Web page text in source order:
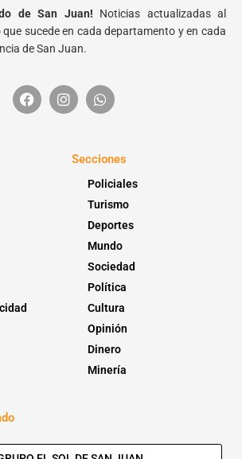
de San Juan! Noticias actualizadas al
sucede en cada departamento y en cada
de San Juan.
Secciones
Policiales
Turismo
Deportes
Mundo
Sociedad
Política
Cultura
Opinión
Dinero
Minería